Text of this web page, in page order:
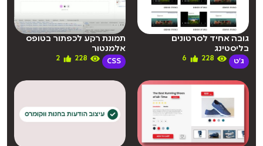
גובה אחיד לסרטונים
בליסטינג
ג'ט 228
6
תמונת רקע לכפתור בטופס
אלמנטור
CSS
228
2